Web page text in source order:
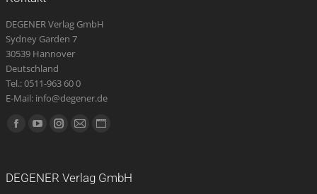
DEGENER Verlag GmbH
Sydney Garden 7
30539 Hannover
Deutschland
Tel.: 0511-963 60 0
E-Mail: info@degener.de
Finden Sie uns auf:
Facebook
in
YouTube
in
Instagram
in
E-
opens
Website
in
DEGENER Verlag GmbH